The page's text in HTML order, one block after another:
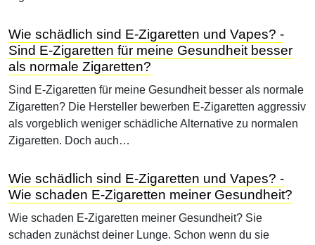
Wie schädlich sind E-Zigaretten und Vapes? -
Sind E-Zigaretten für meine Gesundheit besser
als normale Zigaretten?
Sind E-Zigaretten für meine Gesundheit besser als normale
Zigaretten? Die Hersteller bewerben E-Zigaretten aggressiv
als vorgeblich weniger schädliche Alternative zu normalen
Zigaretten. Doch auch…
Wie schädlich sind E-Zigaretten und Vapes? -
Wie schaden E-Zigaretten meiner Gesundheit?
Wie schaden E-Zigaretten meiner Gesundheit? Sie
schaden zunächst deiner Lunge. Schon wenn du sie